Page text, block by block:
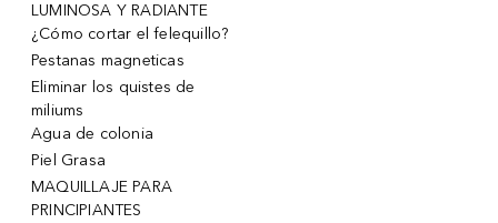
LUMINOSA Y RADIANTE
¿Cómo cortar el felequillo?
Pestanas magneticas
Eliminar los quistes de
miliums
Agua de colonia
Piel Grasa
MAQUILLAJE PARA
PRINCIPIANTES